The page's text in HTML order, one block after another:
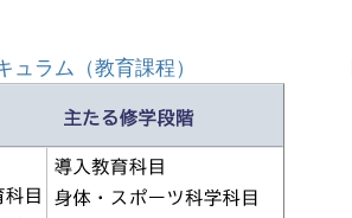
ュラム（教育課程）